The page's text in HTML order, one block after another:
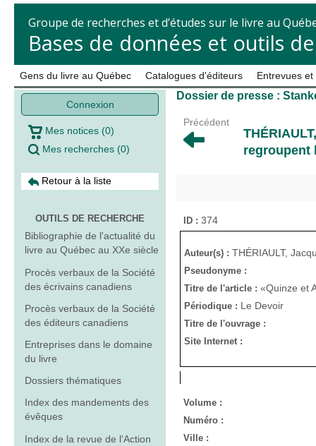
Groupe de recherches et d’études sur le livre au
Bases de données et outils
Gens du livre au Québec Catalogues d'éditeurs Entrevues
Connexion
Mes notices (0)
Mes recherches (0)
Retour à la liste
OUTILS DE RECHERCHE
Bibliographie de l'actualité du
livre au Québec au XXe siècle
Procès verbaux de la Société
des écrivains canadiens
Procès verbaux de la Société
des éditeurs canadiens
Entreprises dans le domaine
du livre
Dossiers thématiques
Index des mandements des
évêques
Index de la revue de l'Action
Dossier de presse :
Précédent
regroupent
ID : 374
Auteur(s) : THÉRIAULT,
Pseudonyme :
Titre de l'article : «Quinze et
Périodique : Le Devoir
Titre de l'ouvrage :
Site Internet :
Volume :
Numéro :
Ville :